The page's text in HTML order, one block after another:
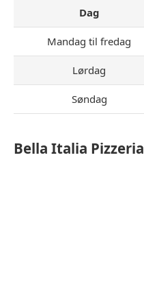
Dag
Mandag til fredag
Lørdag
Søndag
Bella Italia Pizzeria